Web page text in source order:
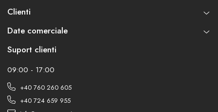
Clienti
Date comerciale
Suport clienti
09:00 - 17:00
+40 760 260 605
+40 724 659 955